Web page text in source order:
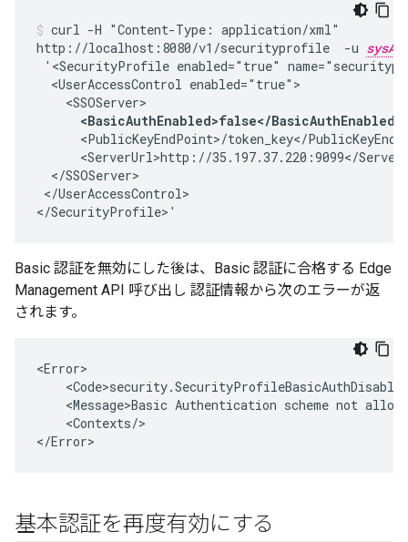
curl -H "Content-Type: application/xml"
http://localhost:8080/v1/securityprofile  -u
'<SecurityProfile enabled="true"
  <UserAccessControl enabled="true">
    <SSOServer>
<BasicAuthEnabled>false</BasicAuthEnabled>
<PublicKeyEndPoint>/token_key</
<ServerUrl>http://35.197.37.220:9099</
  </SSOServer>
</UserAccessControl>
</SecurityProfile>'
Basic 認証を無効にした後は、Basic 認証に合格する Edge
Management API 呼び出し 認証情報から次のエラーが返
されます。
<Error>
<Message>Basic Authentication scheme not
    <Contexts/>
</Error>
基本認証を再度有効にする